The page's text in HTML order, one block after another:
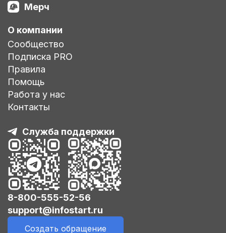
Мерч
О компании
Сообщество
Подписка PRO
Правила
Помощь
Работа у нас
Контакты
Служба поддержки
8-800-555-52-56
support@infostart.ru
Создать обращение